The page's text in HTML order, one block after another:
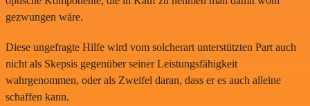
gezwungen wäre.
Diese ungefragte Hilfe wird vom solcherart unterstützten Part auch
nicht als Skepsis gegenüber seiner Leistungsfähigkeit
wahrgenommen, oder als Zweifel daran, dass er es auch alleine
schaffen kann.